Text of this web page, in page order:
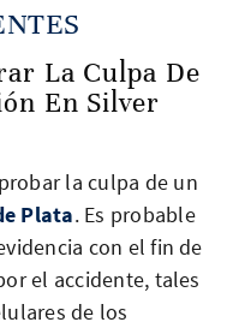
La Culpa De
En Silver
la culpa de un
Plata. Es probable
con el fin de
el accidente, tales
de los